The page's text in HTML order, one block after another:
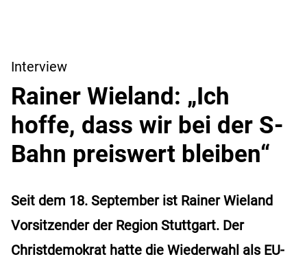
Interview
Rainer Wieland: „Ich
hoffe, dass wir bei der S-
Bahn preiswert bleiben“
Seit dem 18. September ist Rainer Wieland
Vorsitzender der Region Stuttgart. Der
Christdemokrat hatte die Wiederwahl als EU-